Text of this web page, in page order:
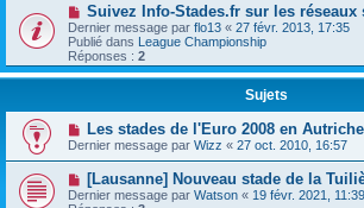
Suivez Info-Stades.fr sur les réseaux
Dernier message par flo13 « 27 févr. 2013, 17:35
Publié dans League Championship
Réponses : 2
Sujets
Les stades de l'Euro 2008 en
Dernier message par Wizz « 27 oct. 2010, 16:57
[Lausanne] Nouveau stade de la
Dernier message par Watson « 19 févr. 2021, 11:39